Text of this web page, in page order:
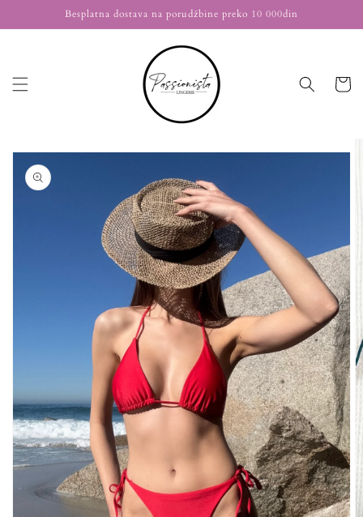
sadržaj
Besplatna dostava na porudžbine preko 10 000din
Korpa
proizvodu